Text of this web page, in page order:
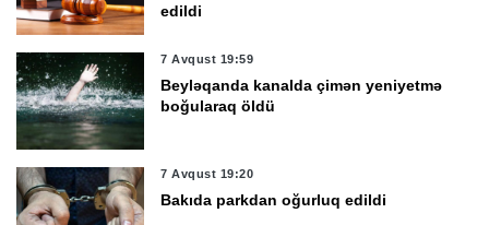
edildi
7 Avqust 19:59
Beyləqanda kanalda çimən yeniyetmə
boğularaq öldü
7 Avqust 19:20
Bakıda parkdan oğurluq edildi